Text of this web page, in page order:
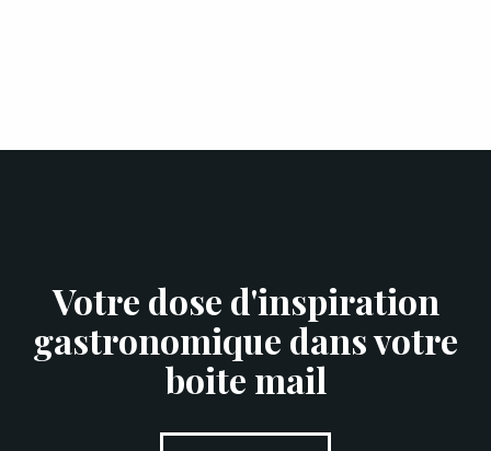
Votre dose d'inspiration
gastronomique dans votre
boite mail